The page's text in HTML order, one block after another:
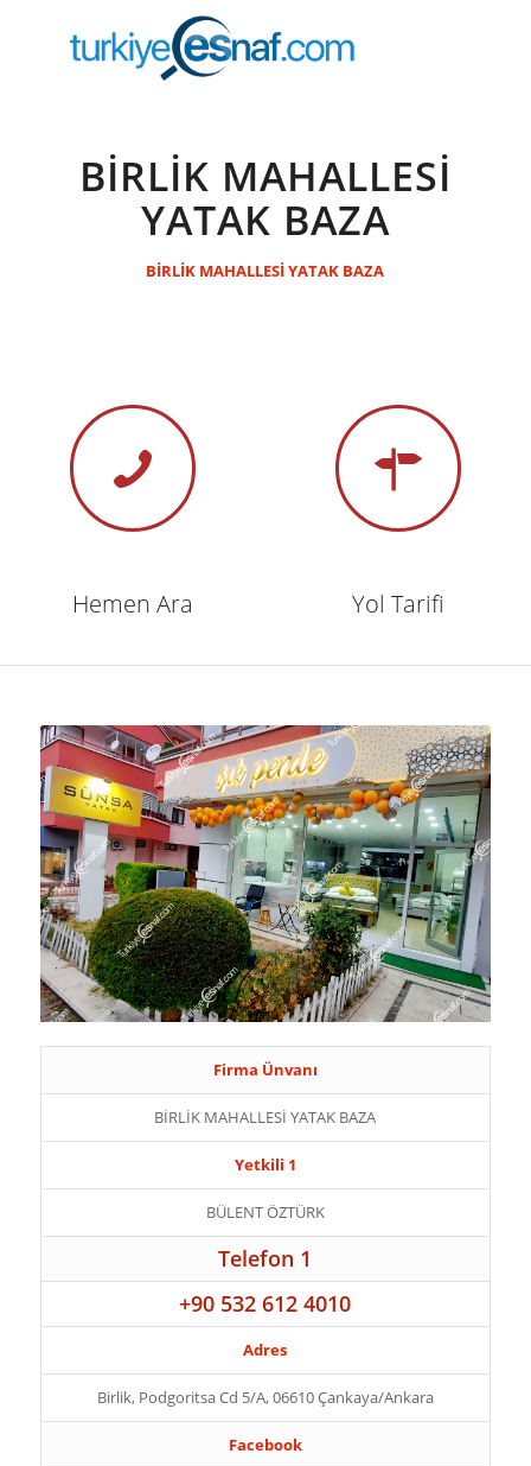
BİRLİK MAHALLESİ
YATAK BAZA
BİRLİK MAHALLESİ YATAK BAZA
Hemen Ara Yol Tarifi
Firma Ünvanı
BİRLİK MAHALLESİ YATAK BAZA
Yetkili 1
BÜLENT ÖZTÜRK
Telefon 1
+90 532 612 4010
Adres
Birlik, Podgoritsa Cd 5/A, 06610 Çankaya/Ankara
Facebook